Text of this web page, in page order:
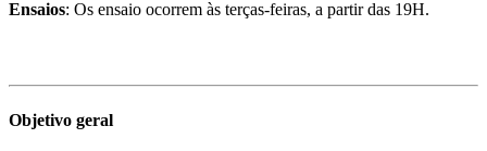
Ensaios: Os ensaio ocorrem às terças-feiras, a partir das 19H.
Objetivo geral